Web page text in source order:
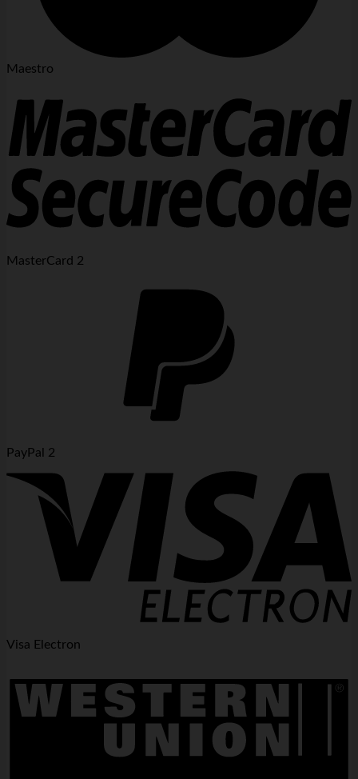
Maestro
MasterCard 2
PayPal 2
Visa Electron